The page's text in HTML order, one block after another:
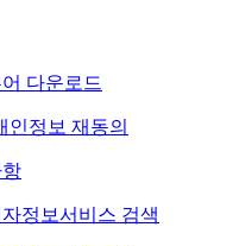
다운로드
인정보 재동의
정보서비스 검색